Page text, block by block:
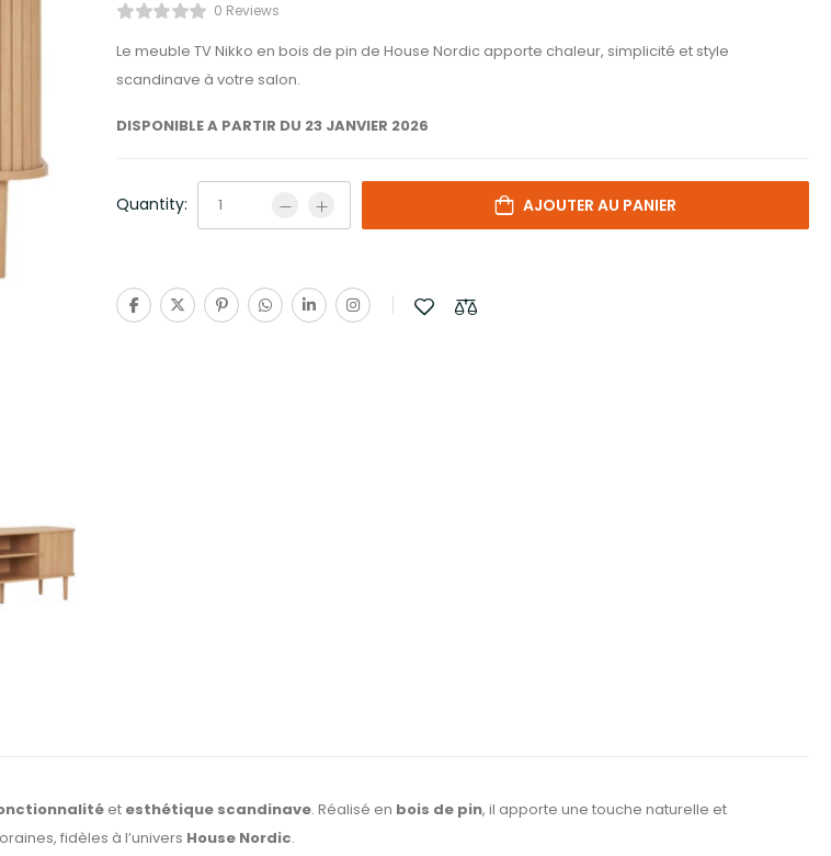
0 Reviews
Le meuble TV Nikko en bois de pin de House Nordic apporte chaleur, simplicité et style
scandinave à votre salon.
DISPONIBLE A PARTIR DU 23 JANVIER 2026
Quantity: AJOUTER AU PANIER
et esthétique scandinave. Réalisé en bois de pin, il apporte une touche naturelle et
fidèles à l’univers House Nordic.